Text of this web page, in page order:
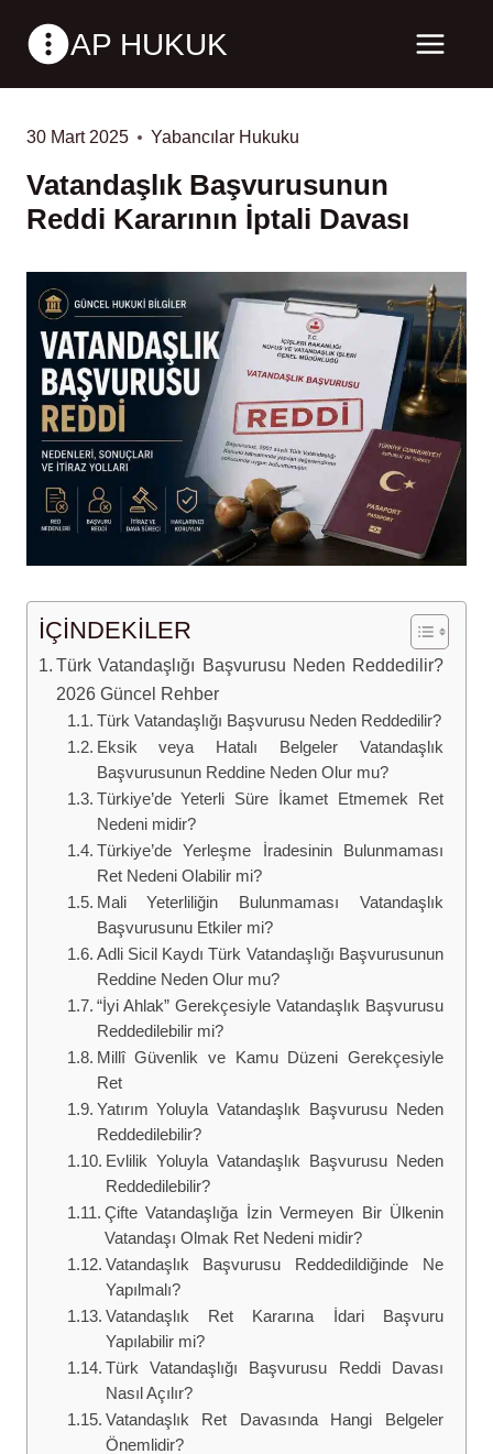
AP HUKUK
30 Mart 2025 Yabancılar Hukuku
Vatandaşlık Başvurusunun
Reddi Kararının İptali Davası
İÇİNDEKİLER
Türk Vatandaşlığı Başvurusu Neden Reddedilir?
2026 Güncel Rehber
Türk Vatandaşlığı Başvurusu Neden Reddedilir?
Eksik veya Hatalı Belgeler Vatandaşlık
Başvurusunun Reddine Neden Olur mu?
Türkiye’de Yeterli Süre İkamet Etmemek Ret
Nedeni midir?
Türkiye’de Yerleşme İradesinin Bulunmaması
Ret Nedeni Olabilir mi?
Mali Yeterliliğin Bulunmaması Vatandaşlık
Başvurusunu Etkiler mi?
Adli Sicil Kaydı Türk Vatandaşlığı Başvurusunun
Reddine Neden Olur mu?
“İyi Ahlak” Gerekçesiyle Vatandaşlık Başvurusu
Reddedilebilir mi?
Millî Güvenlik ve Kamu Düzeni Gerekçesiyle
Ret
Yatırım Yoluyla Vatandaşlık Başvurusu Neden
Reddedilebilir?
Evlilik Yoluyla Vatandaşlık Başvurusu Neden
Reddedilebilir?
Çifte Vatandaşlığa İzin Vermeyen Bir Ülkenin
Vatandaşı Olmak Ret Nedeni midir?
Vatandaşlık Başvurusu Reddedildiğinde Ne
Yapılmalı?
Vatandaşlık Ret Kararına İdari Başvuru
Yapılabilir mi?
Türk Vatandaşlığı Başvurusu Reddi Davası
Nasıl Açılır?
Vatandaşlık Ret Davasında Hangi Belgeler
Önemlidir?